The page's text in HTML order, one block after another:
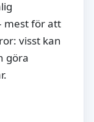
mest för att
visst kan
göra